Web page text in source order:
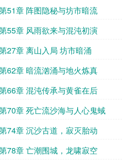
51章 阵图隐秘与坊市暗流
55章 风雨欲来与混沌初演
27章 离山入局 坊市暗涌
62章 暗流汹涌与地火炼真
66章 混沌传承与黄雀在后
70章 死亡流沙海与人心鬼蜮
74章 沉沙古道，寂灭胎动
78章 亡潮围城，龙啸寂空